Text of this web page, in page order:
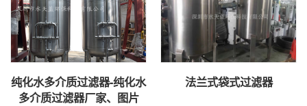
纯化水多介质过滤器-纯化水
多介质过滤器厂家、图片
法兰式袋式过滤器